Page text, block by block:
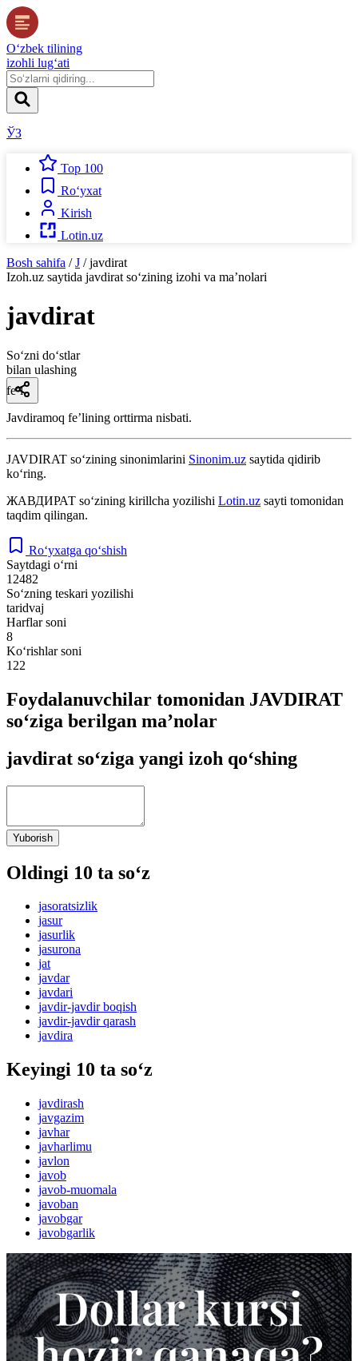
O‘zbek tilining
izohli lug‘ati
ЎЗ
Top 100
Ro‘yxat
Kirish
Lotin.uz
Bosh sahifa / J / javdirat
Izoh.uz saytida javdirat so‘zining izohi va ma’nolari
javdirat
So‘zni do‘stlar
bilan ulashing
fe’l
Javdiramoq feʼlining orttirma nisbati.
JAVDIRAT so‘zining sinonimlarini Sinonim.uz saytida qidirib
ko‘ring.
ЖАВДИРАТ so‘zining kirillcha yozilishi Lotin.uz sayti tomonidan
taqdim qilingan.
Ro‘yxatga qo‘shish
Saytdagi o‘rni
12482
So‘zning teskari yozilishi
taridvaj
Harflar soni
8
Ko‘rishlar soni
122
Foydalanuvchilar tomonidan JAVDIRAT
so‘ziga berilgan ma’nolar
javdirat so‘ziga yangi izoh qo‘shing
Yuborish
Oldingi 10 ta so‘z
jasoratsizlik
jasur
jasurlik
jasurona
jat
javdar
javdari
javdir-javdir boqish
javdir-javdir qarash
javdira
Keyingi 10 ta so‘z
javdirash
javgazim
javhar
javharlimu
javlon
javob
javob-muomala
javoban
javobgar
javobgarlik